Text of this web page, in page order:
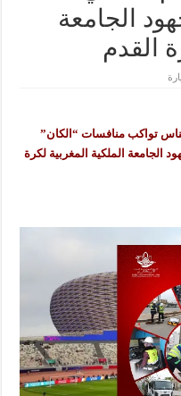
الجامعة
القدم
تواكب منافسات “الكان”
الجامعة الملكية المغربية لكرة